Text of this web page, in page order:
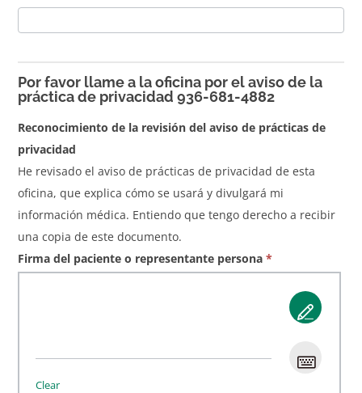
Por favor llame a la oficina por el aviso de la
práctica de privacidad 936-681-4882
Reconocimiento de la revisión del aviso de prácticas de
privacidad
He revisado el aviso de prácticas de privacidad de esta
oficina, que explica cómo se usará y divulgará mi
información médica. Entiendo que tengo derecho a recibir
una copia de este documento.
Firma del paciente o representante persona *
Clear